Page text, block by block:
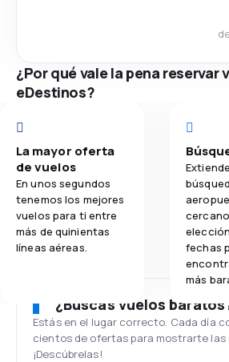
¿Por qué vale la pena reservar
eDestinos?
La mayor oferta
de vuelos
En unos segundos
tenemos los mejores
vuelos para ti entre
más de quinientas
líneas aéreas.
fechas
más
¿Buscas vuelos
Estás en el lugar correcto. Cada día
cientos de ofertas para mostrarte las
¡Descúbrelas!